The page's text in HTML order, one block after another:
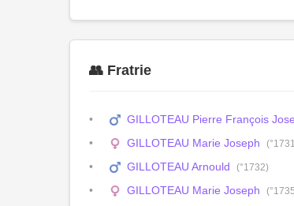
👥 Fratrie
GILLOTEAU Pierre François
GILLOTEAU Marie Joseph
GILLOTEAU Arnould (°1732)
GILLOTEAU Marie Joseph